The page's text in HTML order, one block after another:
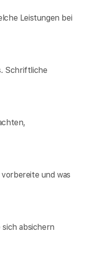
Leistungen bei
Schriftliche
und was
absichern